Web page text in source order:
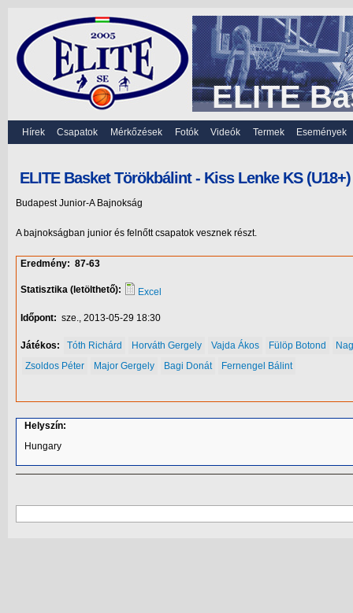
ELITE
Hírek Csapatok Mérkőzések Fotók Videók Termek Események
ELITE Basket Törökbálint - Kiss Lenke KS (U18+)
Budapest Junior-A Bajnokság
A bajnokságban junior és felnőtt csapatok vesznek részt.
Eredmény: 87-63
Statisztika (letölthető): Excel
Időpont: sze., 2013-05-29 18:30
Játékos: Tóth Richárd Horváth Gergely Vajda Ákos Fülöp Botond
Zsoldos Péter
Major Gergely Bagi Donát Fernengel Bálint
Helyszín:
Hungary